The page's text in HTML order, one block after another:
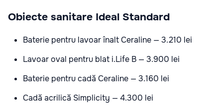
Obiecte sanitare Ideal Standard
Baterie pentru lavoar înalt Ceraline — 3.210 lei
Lavoar oval pentru blat i.Life B — 3.900 lei
Baterie pentru cadă Ceraline — 3.160 lei
Cadă acrilică Simplicity — 4.300 lei